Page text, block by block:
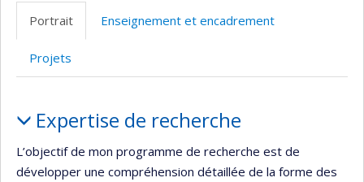
(faculté,département,école)
Portrait Enseignement et encadrement
Projets
Expertise de recherche
L’objectif de mon programme de recherche est de
développer une compréhension détaillée de la forme des